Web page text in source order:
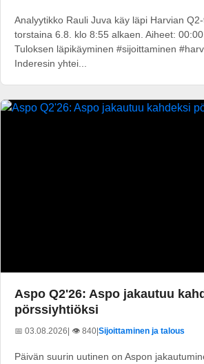
Analyytikko Rauli Juva käy läpi Harvian
torstaina 6.8. klo 8:55 alkaen. Aiheet:
Tuloksen läpikäyminen #sijoittaminen
Inderesin yhtei...
Aspo Q2'26: Aspo jakautuu
pörssiyhtiöksi
📅 03.08.2026| 👁️ 840|Sijoittaminen ja talous
Päivän suurin uutinen on Aspon